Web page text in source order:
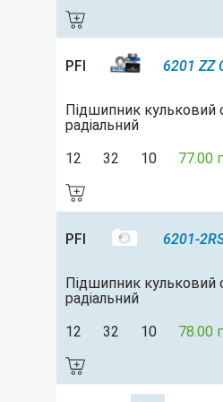
PFI 6201 ZZ
Підшипник кульковий
радіальний
12
32 10 77.00
PFI 6201-
Підшипник кульковий
радіальний
12
32 10 78.00